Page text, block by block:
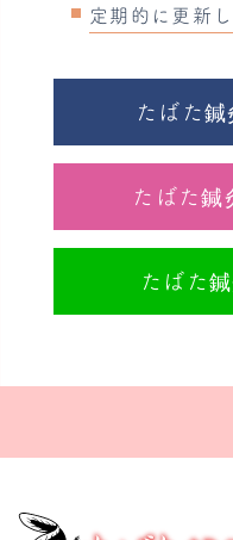
定期的に更新
たばた
たばた
たばた